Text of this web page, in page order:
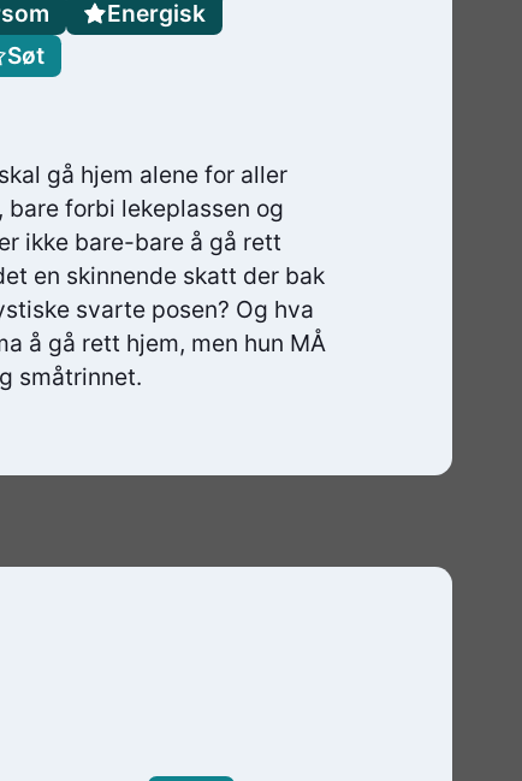
gå hjem alene for aller
forbi lekeplassen og
ikke bare-bare å gå rett
en skinnende skatt der bak
svarte posen? Og hva
å gå rett hjem, men hun MÅ
småtrinnet.
Energisk
Søt